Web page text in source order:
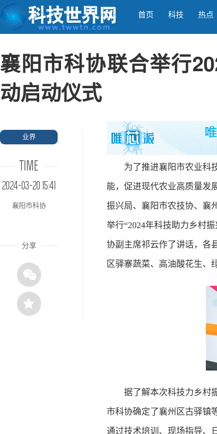
首页 科技 热点
襄阳市科协联合举行
动启动仪式
业界
TIME
2024-03-20 15:41
襄阳市科协
分享
为了推进襄阳市农业科技
能，促进现代农业高质量发
振兴局、襄阳市农技协、襄
举行“2024年科技助力乡村
协副主席祁云作了讲话，各
区驿寨蔬菜、高油酸花生、
据了解本次科技力乡村振
市科协确定了襄州区古驿镇
通过技术培训、现场指导、